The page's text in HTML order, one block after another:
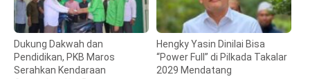
Dukung Dakwah dan
Pendidikan, PKB Maros
Serahkan Kendaraan
Hengky Yasin Dinilai Bisa
“Power Full” di Pilkada Takalar
2029 Mendatang